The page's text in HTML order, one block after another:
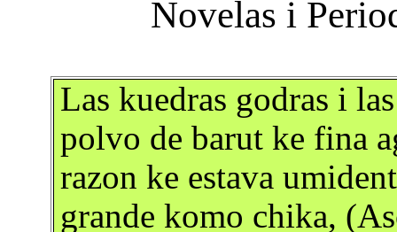
Las kuedras godras i
polvo de barut ke fina
razon ke estava
grande komo chika,